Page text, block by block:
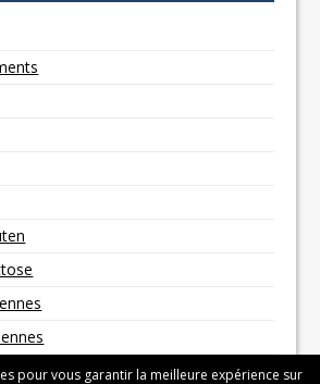
pour vous garantir la meilleure expérience sur